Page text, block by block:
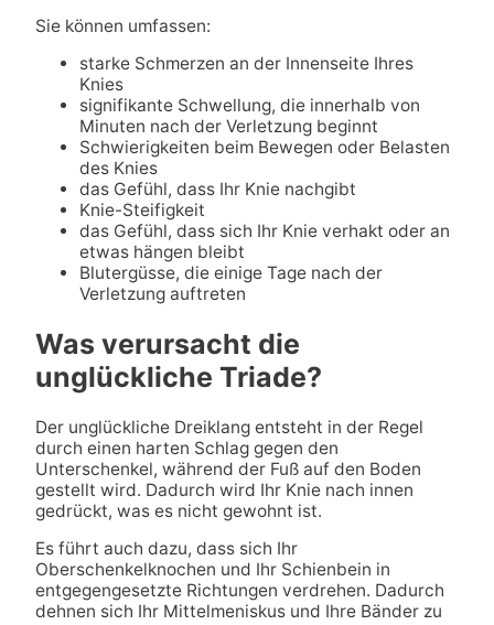
Sie können umfassen:
starke Schmerzen an der Innenseite Ihres
Knies
signifikante Schwellung, die innerhalb von
Minuten nach der Verletzung beginnt
Schwierigkeiten beim Bewegen oder Belasten
des Knies
das Gefühl, dass Ihr Knie nachgibt
Knie-Steifigkeit
das Gefühl, dass sich Ihr Knie verhakt oder an
etwas hängen bleibt
Blutergüsse, die einige Tage nach der
Verletzung auftreten
Was verursacht die
unglückliche Triade?
Der unglückliche Dreiklang entsteht in der Regel
durch einen harten Schlag gegen den
Unterschenkel, während der Fuß auf den Boden
gestellt wird. Dadurch wird Ihr Knie nach innen
gedrückt, was es nicht gewohnt ist.
Es führt auch dazu, dass sich Ihr
Oberschenkelknochen und Ihr Schienbein in
entgegengesetzte Richtungen verdrehen. Dadurch
dehnen sich Ihr Mittelmeniskus und Ihre Bänder zu